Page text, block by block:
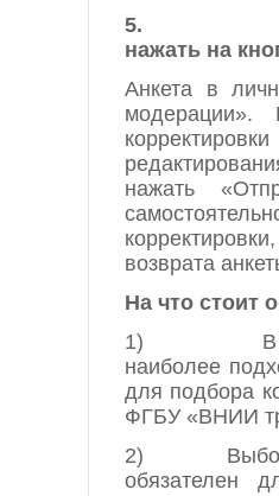
5.
нажать на
Анкета в
модерации».
нажать
возврата
На что стоит
1) В полях
наиболее
для подбора
ФГБУ «ВНИИ
2) Выбор
обязателен